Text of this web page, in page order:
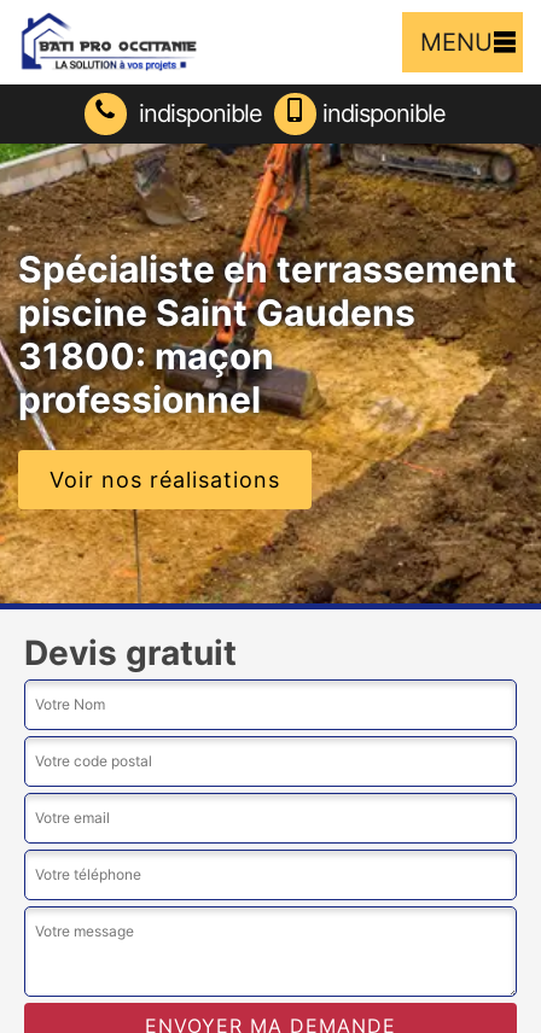
MENU
indisponible indisponible
Spécialiste en terrassement
piscine Saint Gaudens
31800: maçon
professionnel
Voir nos réalisations
Devis gratuit